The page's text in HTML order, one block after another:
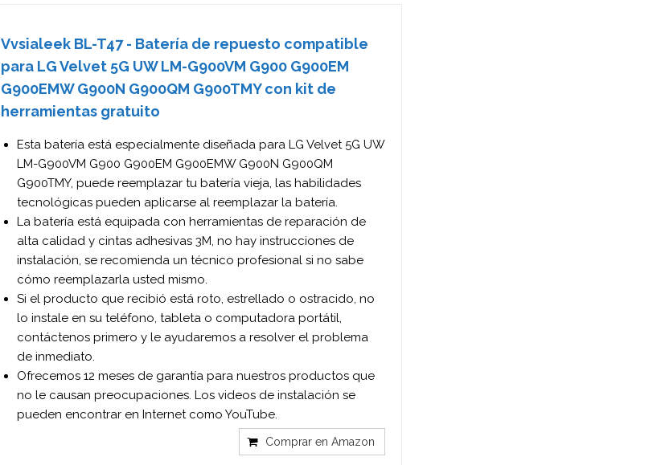
Vvsialeek BL-T47 - Batería de repuesto compatible
para LG Velvet 5G UW LM-G900VM G900 G900EM
G900EMW G900N G900QM G900TMY con kit de
herramientas gratuito
Esta batería está especialmente diseñada para LG Velvet 5G UW
LM-G900VM G900 G900EM G900EMW G900N G900QM
G900TMY, puede reemplazar tu batería vieja, las habilidades
tecnológicas pueden aplicarse al reemplazar la batería.
La batería está equipada con herramientas de reparación de
alta calidad y cintas adhesivas 3M, no hay instrucciones de
instalación, se recomienda un técnico profesional si no sabe
cómo reemplazarla usted mismo.
Si el producto que recibió está roto, estrellado o ostracido, no
lo instale en su teléfono, tableta o computadora portátil,
contáctenos primero y le ayudaremos a resolver el problema
de inmediato.
Ofrecemos 12 meses de garantía para nuestros productos que
no le causan preocupaciones. Los videos de instalación se
pueden encontrar en Internet como YouTube.
Comprar en Amazon